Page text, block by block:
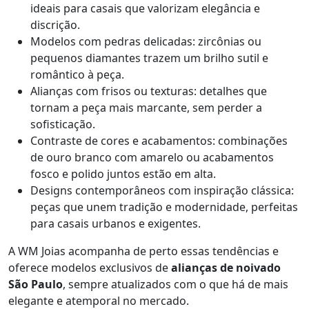
ideais para casais que valorizam elegância e
discrição.
Modelos com pedras delicadas: zircônias ou
pequenos diamantes trazem um brilho sutil e
romântico à peça.
Alianças com frisos ou texturas: detalhes que
tornam a peça mais marcante, sem perder a
sofisticação.
Contraste de cores e acabamentos: combinações
de ouro branco com amarelo ou acabamentos
fosco e polido juntos estão em alta.
Designs contemporâneos com inspiração clássica:
peças que unem tradição e modernidade, perfeitas
para casais urbanos e exigentes.
A WM Joias acompanha de perto essas tendências e
oferece modelos exclusivos dealianças de noivado
São Paulo, sempre atualizados com o que há de mais
elegante e atemporal no mercado.